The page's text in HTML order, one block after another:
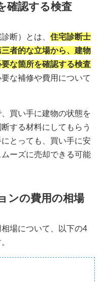
確認する検査
断）とは、 住宅診断士
三者的な立場から、建物
な箇所を確認する検査
な補修や費用について
買い手に建物の状態を
する材料にしてもらう
とっても、買い手に安
ーズに売却できる可能
ンの費用の相場
場について、以下の4